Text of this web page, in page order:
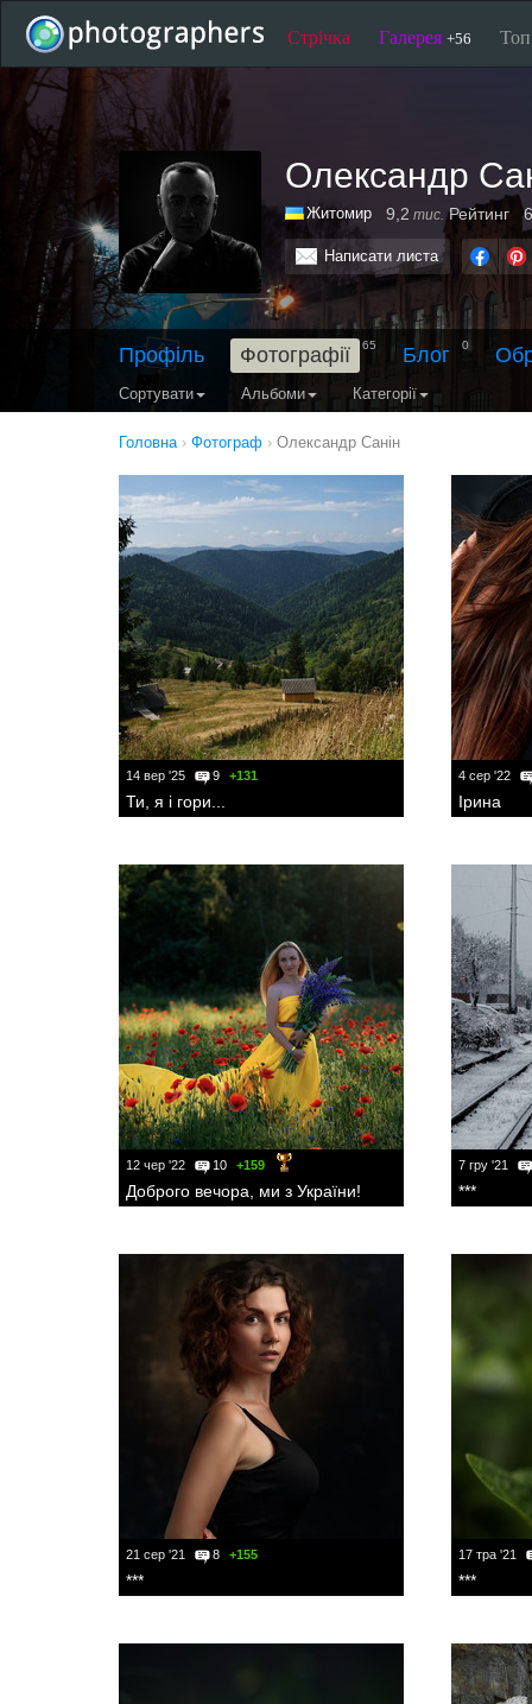
Стрічка Галерея +56
Олександр
Житомир 9,2 тис. Рейтинг
Написати листа
Профіль Фотографії 65 Блог 0
Сортувати Альбоми Категорії
Головна› Фотограф › Олександр Санін
14 вер '25 9 +131
Ти, я і гори...
4 сер '22
Ірина
12 чер '22 10 +159
Доброго вечора, ми з України!
7 гру '21
***
21 сер '21 8 +155
***
17 тра '21
***